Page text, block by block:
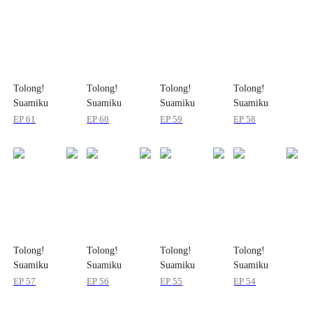
Tolong!
Suamiku
Terlalu Manja
EP61
Tolong!
Suamiku
Terlalu Manja
EP60
Tolong!
Suamiku
Terlalu Manja
EP59
Tolong!
Suamiku
Terlalu Manja
EP58
Tolong!
Suamiku
Terlalu Manja
EP57
Tolong!
Suamiku
Terlalu Manja
EP56
Tolong!
Suamiku
Terlalu Manja
EP55
Tolong!
Suamiku
Terlalu Manja
EP54